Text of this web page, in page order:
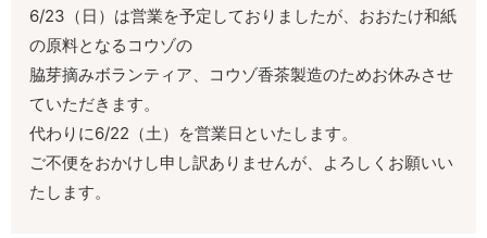
6/23（日）は営業を予定しておりましたが、おおたけ和紙
の原料となるコウゾの
脇芽摘みボランティア、コウゾ香茶製造のためお休みさせ
ていただきます。
代わりに6/22（土）を営業日といたします。
ご不便をおかけし申し訳ありませんが、よろしくお願いい
たします。